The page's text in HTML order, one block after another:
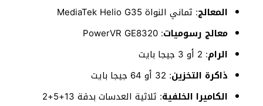
المعالج: ثماني النواة MediaTek Helio G35
معالج رسوميات: PowerVR GE8320
الرام: 2 أو 3 جيجا بايت
ذاكرة التخزين: 32 أو 64 جيجا بايت
الكاميرا الخلفية
: ثلاثية العدسات بدقة 13+5+2